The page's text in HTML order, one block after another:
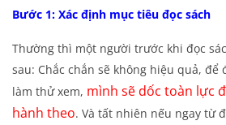
Bước 1: Xác định mục tiêu đọc sách
Thường thì một người trước khi đọc
sau: Chắc chắn sẽ không hiệu quả, để
làm thử xem, mình sẽ dốc toàn lực
hành theo. Và tất nhiên nếu ngay từ